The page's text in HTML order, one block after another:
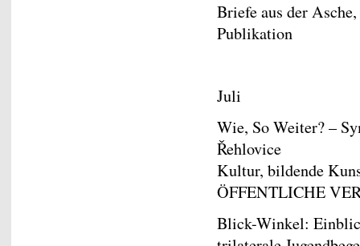
Briefe aus der
Publikation
Juli
Wie, So Weiter? –
Řehlovice
Kultur, bildende
ÖFFENTLICHE
Blick-Winkel: